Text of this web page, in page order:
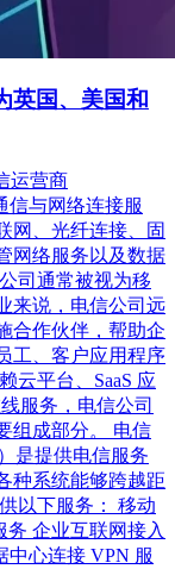
英国、美国和
运营商
信与网络连接服
网、光纤连接、固
网络服务以及数据
司通常被视为移
来说，电信公司远
合作伙伴，帮助企
工、客户应用程序
云平台、SaaS 应
服务，电信公司
组成部分。 电信
是提供电信服务
种系统能够跨越距
以下服务： 移动
企业互联网接入
中心连接 VPN 服